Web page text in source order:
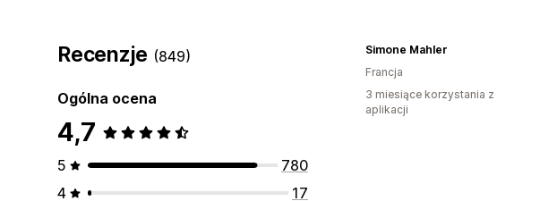
Recenzje (849)
Ogólna ocena
4,7
5
780
4
17
Simone Mahler
Francja
3 miesiące korzystania z
aplikacji